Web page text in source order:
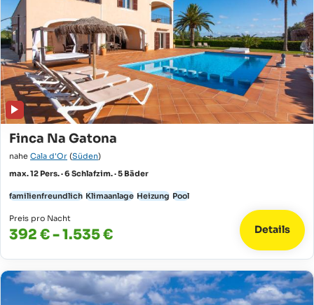
Finca Na Gatona
nahe Cala d'Or (Süden)
max. 12 Pers. · 6 Schlafzim. · 5 Bäder
familienfreundlich Klimaanlage Heizung Pool
Preis pro Nacht
392 € - 1.535 € Details